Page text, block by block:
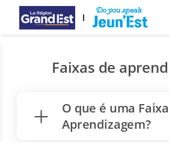
Ir para Conteúdo Principal
Faixas de
O que é uma
Aprendizagem?